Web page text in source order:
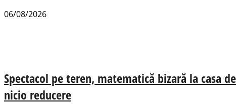
06/08/2026
Spectacol pe teren, matematică bizară la casa
nicio reducere